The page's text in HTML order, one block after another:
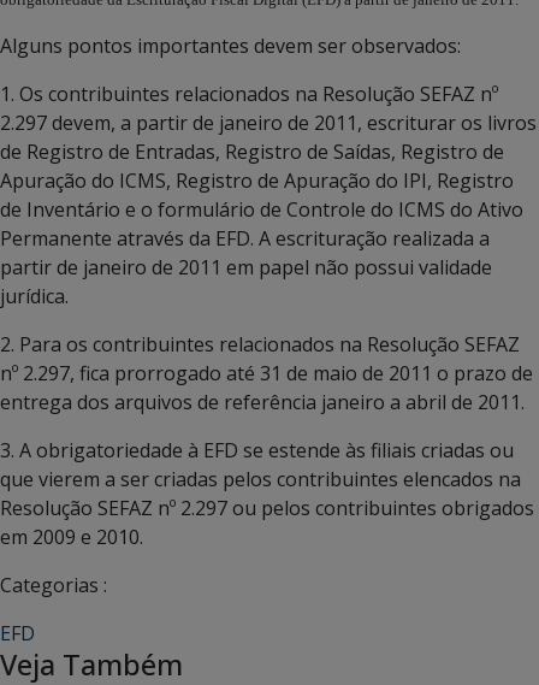
Alguns pontos importantes devem ser observados:
1. Os contribuintes relacionados na Resolução SEFAZ nº
2.297 devem, a partir de janeiro de 2011, escriturar os livros
de Registro de Entradas, Registro de Saídas, Registro de
Apuração do ICMS, Registro de Apuração do IPI, Registro
de Inventário e o formulário de Controle do ICMS do Ativo
Permanente através da EFD. A escrituração realizada a
partir de janeiro de 2011 em papel não possui validade
jurídica.
2. Para os contribuintes relacionados na Resolução SEFAZ
nº 2.297, fica prorrogado até 31 de maio de 2011 o prazo de
entrega dos arquivos de referência janeiro a abril de 2011.
3. A obrigatoriedade à EFD se estende às filiais criadas ou
que vierem a ser criadas pelos contribuintes elencados na
Resolução SEFAZ nº 2.297 ou pelos contribuintes obrigados
em 2009 e 2010.
Categorias :
EFD
Veja Também